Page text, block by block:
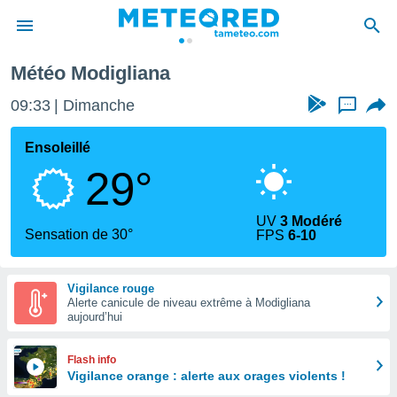
de
Météo Modigliana
09:33 Dimanche ...
Ensoleillé
29°
Sensation de 30°
UV3 Modéré
FPS6-10
Vigilance rouge
Alerte canicule de niveau extrême à Modigliana
aujourd’hui
Flash info
Vigilance orange : alerte aux orages violents !